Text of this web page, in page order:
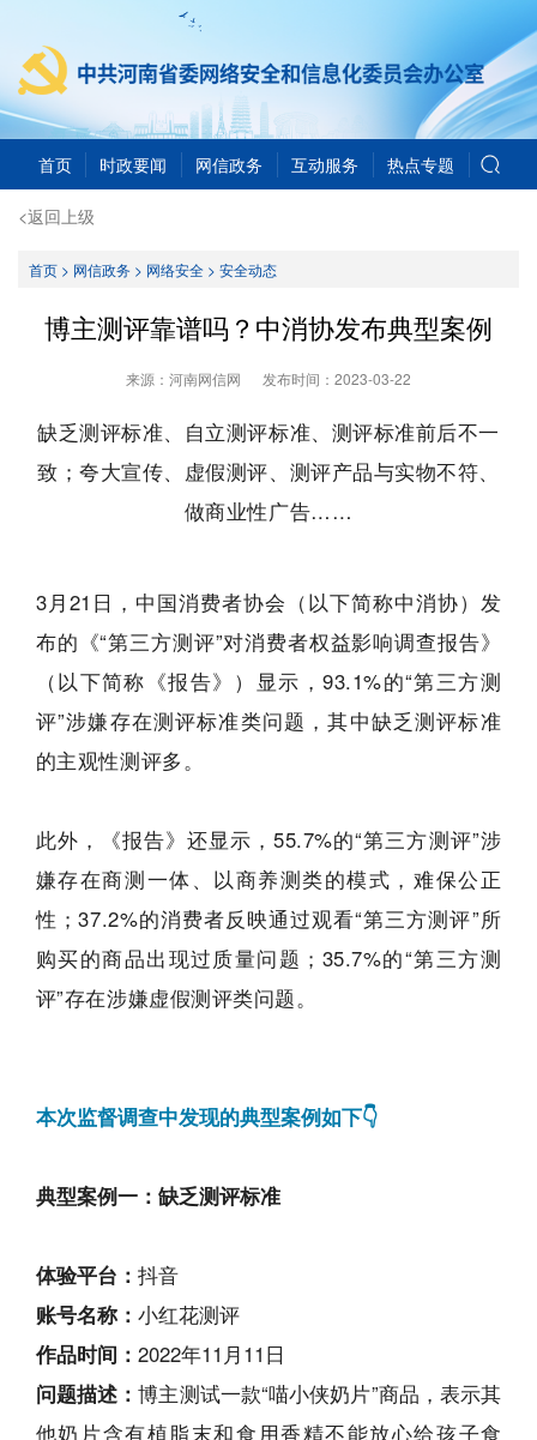
首页 时政要闻 网信政务 互动服务 热点专题
<返回上级
首页> 网信政务> 网络安全> 安全动态
博主测评靠谱吗？中消协发布典型案例
来源：河南网信网 发布时间： 2023-03-22
缺乏测评标准、自立测评标准、测评标准前后不一
致；夸大宣传、虚假测评、测评产品与实物不符、
做商业性广告……
3月21日，中国消费者协会（以下简称中消协）发
布的《“第三方测评”对消费者权益影响调查报告》
（以下简称《报告》）显示，93.1%的“第三方测
评”涉嫌存在测评标准类问题，其中缺乏测评标准
的主观性测评多。
此外，《报告》还显示，55.7%的“第三方测评”涉
嫌存在商测一体、以商养测类的模式，难保公正
性；37.2%的消费者反映通过观看“第三方测评”所
购买的商品出现过质量问题；35.7%的“第三方测
评”存在涉嫌虚假测评类问题。
本次监督调查中发现的典型案例如下👇
典型案例一：缺乏测评标准
体验平台： 抖音
账号名称： 小红花测评
作品时间： 2022年11月11日
问题描述：博主测试一款“喵小侠奶片”商品，表示其
他奶片含有植脂末和食用香精不能放心给孩子食